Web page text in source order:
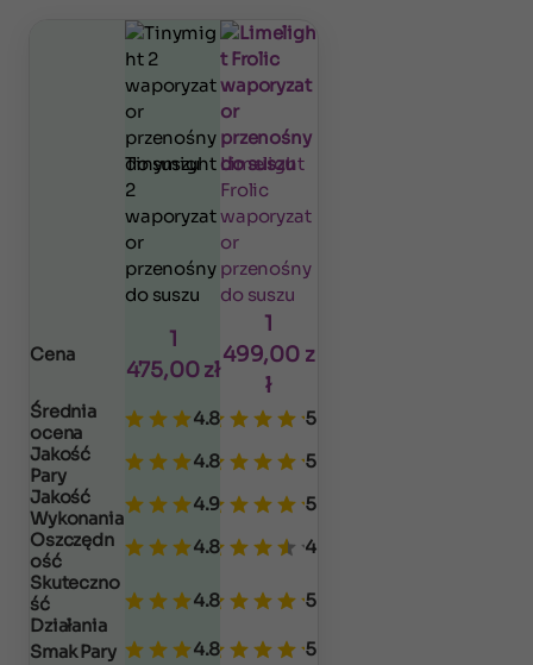
Tinymight
2
waporyzat
or
przenośny
do suszu
Limelight
Frolic
waporyzat
or
przenośny
do suszu
Cena
1
475,00zł
1
499,00 z
ł
Średnia
ocena
4.8 5
Jakość
Pary
4.8 5
Jakość
Wykonania
4.9 5
Oszczędn
ość
4.8 4
Skuteczno
ść
Działania
4.8 5
Smak Pary 4.8 5